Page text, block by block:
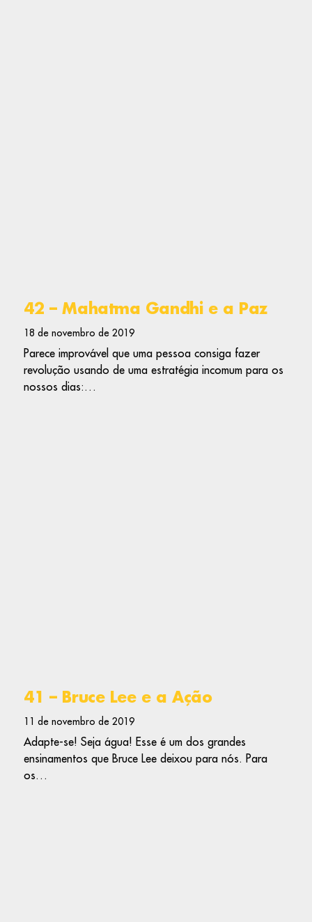
42 – Mahatma Gandhi e a Paz
18 de novembro de 2019
Parece improvável que uma pessoa consiga fazer
revolução usando de uma estratégia incomum para os
nossos dias:…
41 – Bruce Lee e a Ação
11 de novembro de 2019
Adapte-se! Seja água! Esse é um dos grandes
ensinamentos que Bruce Lee deixou para nós. Para
os…